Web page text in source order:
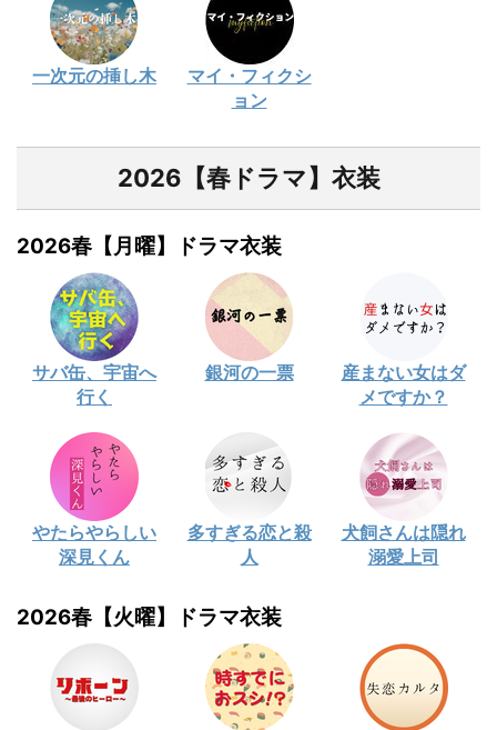
一次元の挿し木
マイ・フィクシ
ョン
2026【春ドラマ】衣装
2026春【月曜】ドラマ衣装
サバ缶、宇宙へ
行く
銀河の一票
産まない女はダ
メですか？
やたらやらしい
深見くん
多すぎる恋と殺
人
犬飼さんは隠れ
溺愛上司
2026春【火曜】ドラマ衣装